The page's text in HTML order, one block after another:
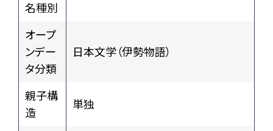
名種別
オープ
ンデー
タ分類
日本文学（伊勢物語）
親子構
造
単独